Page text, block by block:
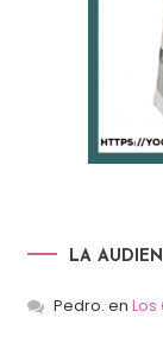
LA
Pedro. en